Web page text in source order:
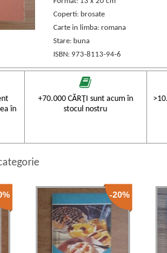
Coperti: brosate
Carte in limba: romana
Stare: buna
ISBN: 973-8113-94-6
în
+70.000 CĂRŢI sunt acum în
stocul nostru
-20%